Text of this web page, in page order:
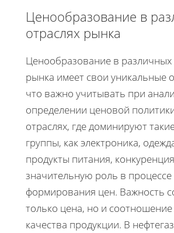
Ценообразование в
отраслях рынка
Ценообразование в различных
рынка имеет свои уникальные
что важно учитывать при
определении ценовой
отраслях, где доминируют
группы, как электроника,
продукты питания,
значительную роль в процессе
формирования цен. Важность
только цена, но и
качества продукции. В